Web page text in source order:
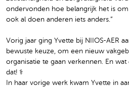
ondervonden hoe belangrijk het is
ook al doen anderen iets anders.”
Vorig jaar ging Yvette bij NIIOS-AER
bewuste keuze, om een nieuw
organisatie te gaan verkennen. En
dat! ‍⚕️
In haar vorige werk kwam Yvette in